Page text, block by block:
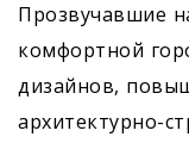
Прозвучавшие
комфортной
дизайнов,
архитектурно-